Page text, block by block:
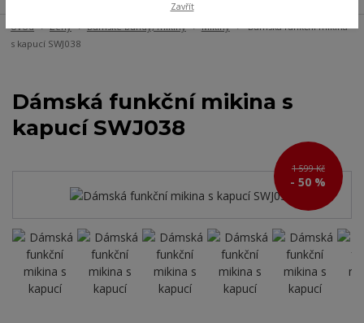
Úvod Ženy Dámské bundy, mikiny Mikiny
Dámská funkční mikina
s kapucí SWJ038
Dámská funkční mikina s
kapucí SWJ038
1 599 Kč
- 50 %
Zavřít